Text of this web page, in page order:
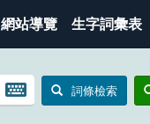
網站導覽 生字詞彙表
開
詞條檢索